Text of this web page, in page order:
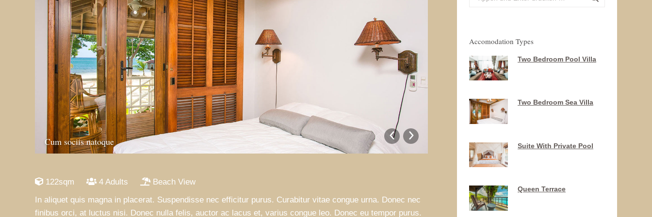
Cum sociis natoque Donec eros scelerisque
122sqm 4 Adults
Beach View
In aliquet quis magna in placerat. Suspendisse nec efficitur purus. Curabitur vitae congue urna. Donec nec
finibus orci, at luctus nisi. Donec nulla felis, auctor ac lacus et, varius congue leo. Donec eu tempor purus.
Accomodation Types
Two Bedroom Pool Villa
Two Bedroom Sea Villa
Suite With Private Pool
Queen Terrace